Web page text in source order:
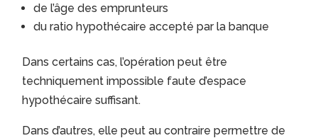
de l’âge des emprunteurs
du ratio hypothécaire accepté par la banque
Dans certains cas, l’opération peut être
techniquement impossible faute d’espace
hypothécaire suffisant.
Dans d’autres, elle peut au contraire permettre de